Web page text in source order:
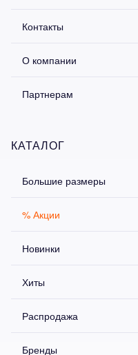
Контакты
О компании
Партнерам
КАТАЛОГ
Большие размеры
% Акции
Новинки
Хиты
Распродажа
Бренды